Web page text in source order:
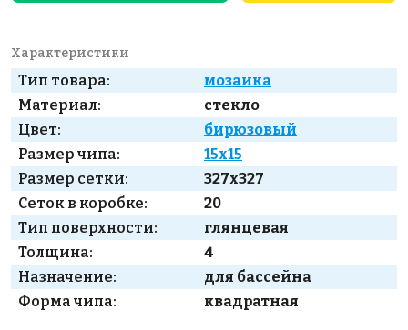
Характеристики
Тип товара:
мозаика
Материал:
стекло
Цвет:
бирюзовый
Размер чипа:
15x15
Размер сетки:
327x327
Сеток в коробке:
20
Тип поверхности:
глянцевая
Толщина:
4
Назначение:
для бассейна
Форма чипа:
квадратная